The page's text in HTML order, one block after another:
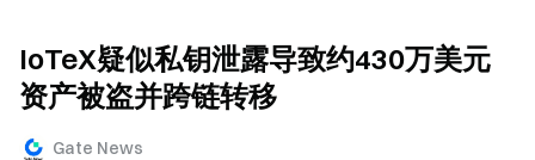
IoTeX疑似私钥泄露导致约430万美元
资产被盗并跨链转移
Gate News